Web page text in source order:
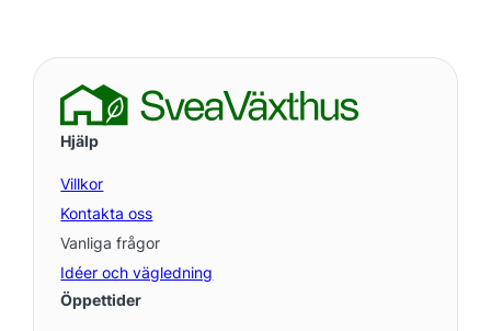
Hjälp
Villkor
Kontakta oss
Vanliga frågor
Idéer och vägledning
Öppettider